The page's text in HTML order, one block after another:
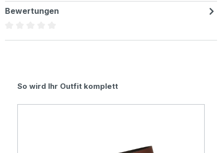
Bewertungen
Produktgalerie überspringen
So wird Ihr Outfit komplett